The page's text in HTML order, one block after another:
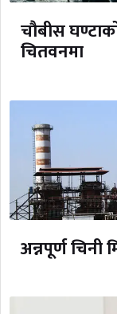
चौबीस
चितवनमा
अन्नपूर्ण